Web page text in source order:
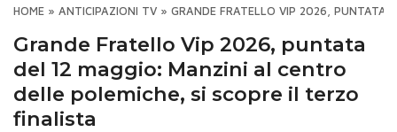
HOME » ANTICIPAZIONI TV » GRANDE FRATELLO VIP 2026, PUNTATA
Grande Fratello Vip 2026, puntata
del 12 maggio: Manzini al centro
delle polemiche, si scopre il terzo
finalista